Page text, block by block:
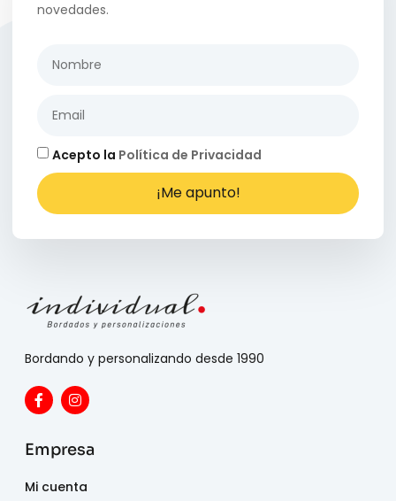
novedades.
Acepto la Política de Privacidad
¡Me apunto!
Bordando y personalizando desde 1990
Empresa
Mi cuenta